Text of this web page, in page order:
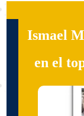
Ismael
en el